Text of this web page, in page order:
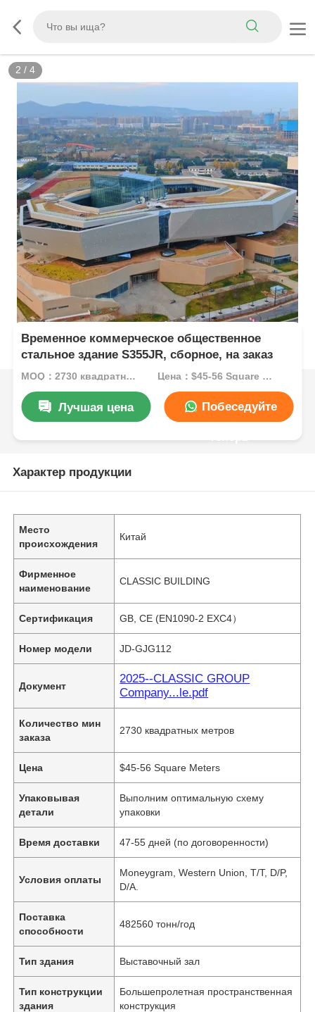
2 / 4
Временное коммерческое общественное
стальное здание S355JR, сборное, на заказ
MOQ：2730 квадратных метров Цена：$45-56 Square Meters
Лучшая цена Побеседуйте
Характер продукции
Место
происхождения
Китай
Фирменное
наименование
CLASSIC BUILDING
Сертификация GB, CE (EN1090-2 EXC4）
Номер модели JD-GJG112
Документ
2025--CLASSIC GROUP
Company...le.pdf
Количество мин
заказа
2730 квадратных метров
Цена $45-56 Square Meters
Упаковывая
детали
Выполним оптимальную схему
упаковки
Время доставки 47-55 дней (по договоренности)
Условия оплаты
Moneygram, Western Union, T/T, D/P,
D/A.
Поставка
способности
482560 тонн/год
Тип здания Выставочный зал
Тип конструкции
здания
Большепролетная пространственная
конструкция